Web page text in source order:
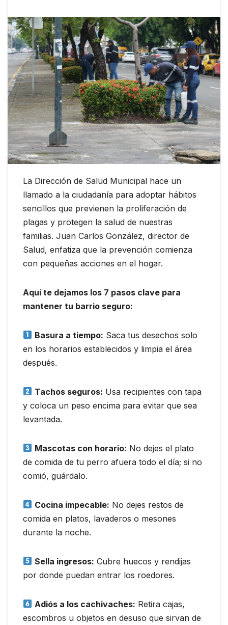
La Dirección de Salud Municipal hace un
llamado a la ciudadanía para adoptar hábitos
sencillos que previenen la proliferación de
plagas y protegen la salud de nuestras
familias. Juan Carlos González, director de
Salud, enfatiza que la prevención comienza
con pequeñas acciones en el hogar.
Aquí te dejamos los 7 pasos clave para
mantener tu barrio seguro:
Basura a tiempo: Saca tus desechos solo
en los horarios establecidos y limpia el área
después.
Tachos seguros: Usa recipientes con tapa
y coloca un peso encima para evitar que sea
levantada.
Mascotas con horario: No dejes el plato
de comida de tu perro afuera todo el día; si no
comió, guárdalo.
Cocina impecable: No dejes restos de
comida en platos, lavaderos o mesones
durante la noche.
Sella ingresos: Cubre huecos y rendijas
por donde puedan entrar los roedores.
Adiós a los cachivaches: Retira cajas,
escombros u objetos en desuso que sirvan de